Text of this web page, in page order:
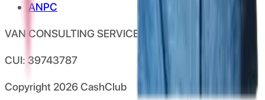
ANPC
VAN CONSULTING SERVICES S.R.L.
CUI: 39743787
Copyright 2026CashClub